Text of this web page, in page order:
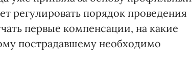
регулировать порядок проведения
первые компенсации, на какие
пострадавшему необходимо